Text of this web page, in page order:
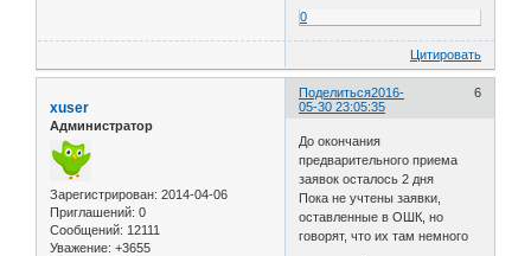
0
Цитировать
Поделиться 6
2016-
05-30 23:05:35
xuser
Администратор
Зарегистрирован: 2014-04-06
Приглашений: 0
Сообщений: 12111
Уважение: +3655
До окончания
предварительного приема
заявок осталось 2 дня
Пока не учтены заявки,
оставленные в ОШК, но
говорят, что их там немного